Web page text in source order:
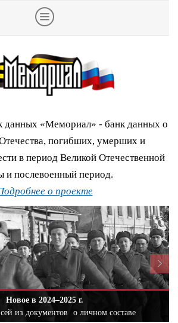
«Мемориал» - банк данных о
погибших, умерших и
в период Великой Отечественной
и послевоенный период.
о проекте
Новое в 2024–2025 г.
из документов о личном составе